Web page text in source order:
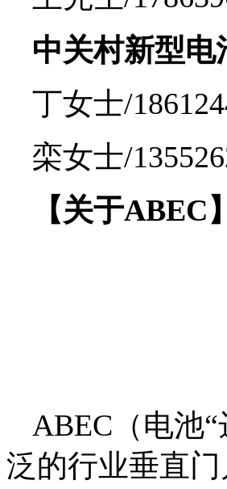
中关村新型
丁女士/
栾女士/
【关于ABEC】
ABEC（电池
泛的行业垂直